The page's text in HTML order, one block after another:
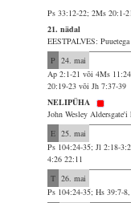
Ps 33:12-22; 2Ms 20:1-
21. nädal
EESTPALVES:
P 24. mai
Ap 2:1-21 või 4Ms
20:19-23 või Jh 7:37-39
NELIPÜHA
John Wesley
E 25. mai
Ps 104:24-35; Jl 2:18-
4:26 22:11
T 26. mai
Ps 104:24-35; Hs 39:7-